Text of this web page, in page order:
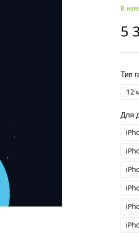
В
5
Тип
12
Для